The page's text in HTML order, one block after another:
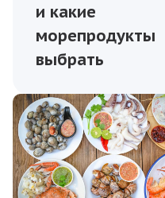
и какие
морепродукты
выбрать